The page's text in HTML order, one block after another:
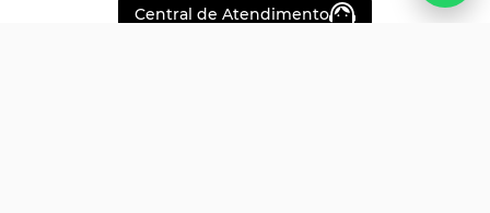
Central de Atendimento